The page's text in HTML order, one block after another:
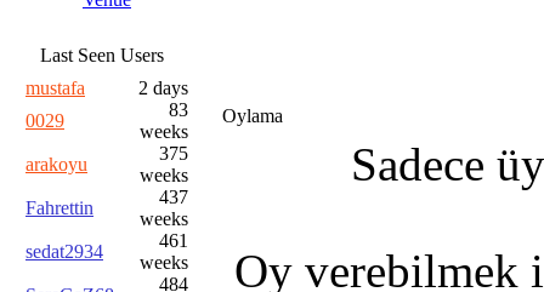
Last Seen Users
mustafa
2 days
0029
83
weeks
arakoyu
375
weeks
Fahrettin
437
weeks
sedat2934
461
weeks
484
Oylama
Sadece
Oy